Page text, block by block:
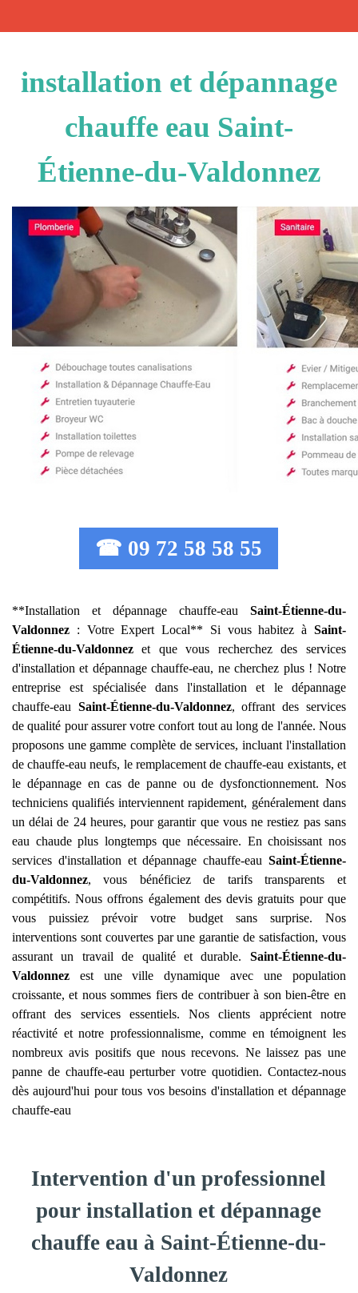
installation et dépannage
chauffe eau Saint-
Étienne-du-Valdonnez
☎ 09 72 58 58 55
**Installation et dépannage chauffe-eau Saint-Étienne-du-
Valdonnez : Votre Expert Local** Si vous habitez à Saint-
Étienne-du-Valdonnez et que vous recherchez des services
d'installation et dépannage chauffe-eau, ne cherchez plus ! Notre
entreprise est spécialisée dans l'installation et le dépannage
chauffe-eau Saint-Étienne-du-Valdonnez, offrant des services
de qualité pour assurer votre confort tout au long de l'année. Nous
proposons une gamme complète de services, incluant l'installation
de chauffe-eau neufs, le remplacement de chauffe-eau existants, et
le dépannage en cas de panne ou de dysfonctionnement. Nos
techniciens qualifiés interviennent rapidement, généralement dans
un délai de 24 heures, pour garantir que vous ne restiez pas sans
eau chaude plus longtemps que nécessaire. En choisissant nos
services d'installation et dépannage chauffe-eau Saint-Étienne-
du-Valdonnez, vous bénéficiez de tarifs transparents et
compétitifs. Nous offrons également des devis gratuits pour que
vous puissiez prévoir votre budget sans surprise. Nos
interventions sont couvertes par une garantie de satisfaction, vous
assurant un travail de qualité et durable. Saint-Étienne-du-
Valdonnez est une ville dynamique avec une population
croissante, et nous sommes fiers de contribuer à son bien-être en
offrant des services essentiels. Nos clients apprécient notre
réactivité et notre professionnalisme, comme en témoignent les
nombreux avis positifs que nous recevons. Ne laissez pas une
panne de chauffe-eau perturber votre quotidien. Contactez-nous
dès aujourd'hui pour tous vos besoins d'installation et dépannage
chauffe-eau
Intervention d'un professionnel
pour installation et dépannage
chauffe eau à Saint-Étienne-du-
Valdonnez